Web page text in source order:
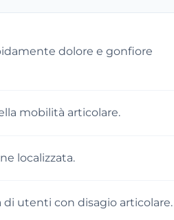
dolore e gonfiore
mobilità articolare.
localizzata.
utenti con disagio articolare.